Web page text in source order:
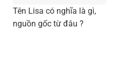
Tên Lisa có nghĩa là gì,
nguồn gốc từ đâu ?